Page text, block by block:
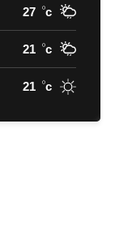
27 c
21 c
21 c